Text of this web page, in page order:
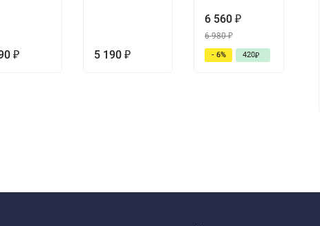
₽ 5 190 ₽
6 560₽
6 980₽
- 6% 420₽